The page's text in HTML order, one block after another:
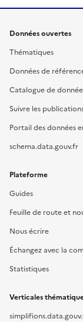
Données ouvertes
Thématiques
Données de
Catalogue de
Suivre les
Portail des données
schema.data.gouv.fr
Plateforme
Guides
Feuille de route et
Nous écrire
Échangez avec la
Statistiques
Verticales